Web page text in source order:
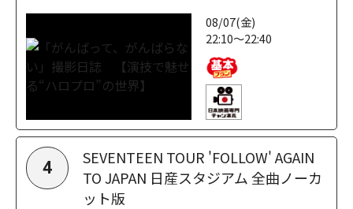
08/07(金)
22:10～22:40
4
SEVENTEEN TOUR 'FOLLOW' AGAIN
TO JAPAN 日産スタジアム 全曲ノーカ
ット版